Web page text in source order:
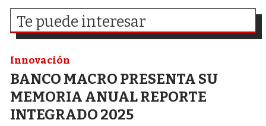
Te puede interesar
BANCO MACRO PRESENTA SU
MEMORIA ANUAL REPORTE
INTEGRADO 2025
Innovación